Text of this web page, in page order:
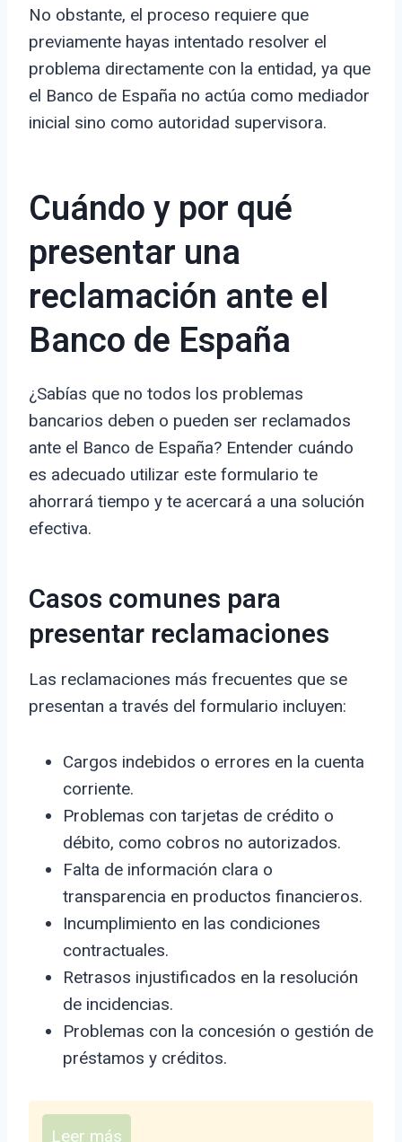
No obstante, el proceso requiere que
previamente hayas intentado resolver el
problema directamente con la entidad, ya que
el Banco de España no actúa como mediador
inicial sino como autoridad supervisora.
Cuándo y por qué
presentar una
reclamación ante el
Banco de España
¿Sabías que no todos los problemas
bancarios deben o pueden ser reclamados
ante el Banco de España? Entender cuándo
es adecuado utilizar este formulario te
ahorrará tiempo y te acercará a una solución
efectiva.
Casos comunes para
presentar reclamaciones
Las reclamaciones más frecuentes que se
presentan a través del formulario incluyen:
Cargos indebidos o errores en la cuenta
corriente.
Problemas con tarjetas de crédito o
débito, como cobros no autorizados.
Falta de información clara o
transparencia en productos financieros.
Incumplimiento en las condiciones
contractuales.
Retrasos injustificados en la resolución
de incidencias.
Problemas con la concesión o gestión de
préstamos y créditos.
Leer más